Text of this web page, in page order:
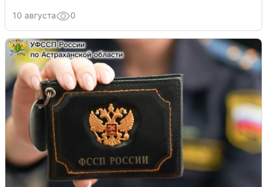
10 августа 0